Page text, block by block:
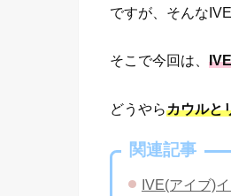
ですが、そんな
そこで今回は、
どうやらカウルと
関連記事
IVE(アイブ)